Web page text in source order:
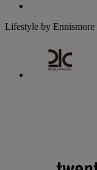
Lifestyle by Ennismore